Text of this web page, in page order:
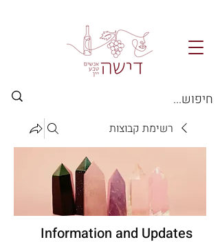
רשימת קבוצות
Information and Updates